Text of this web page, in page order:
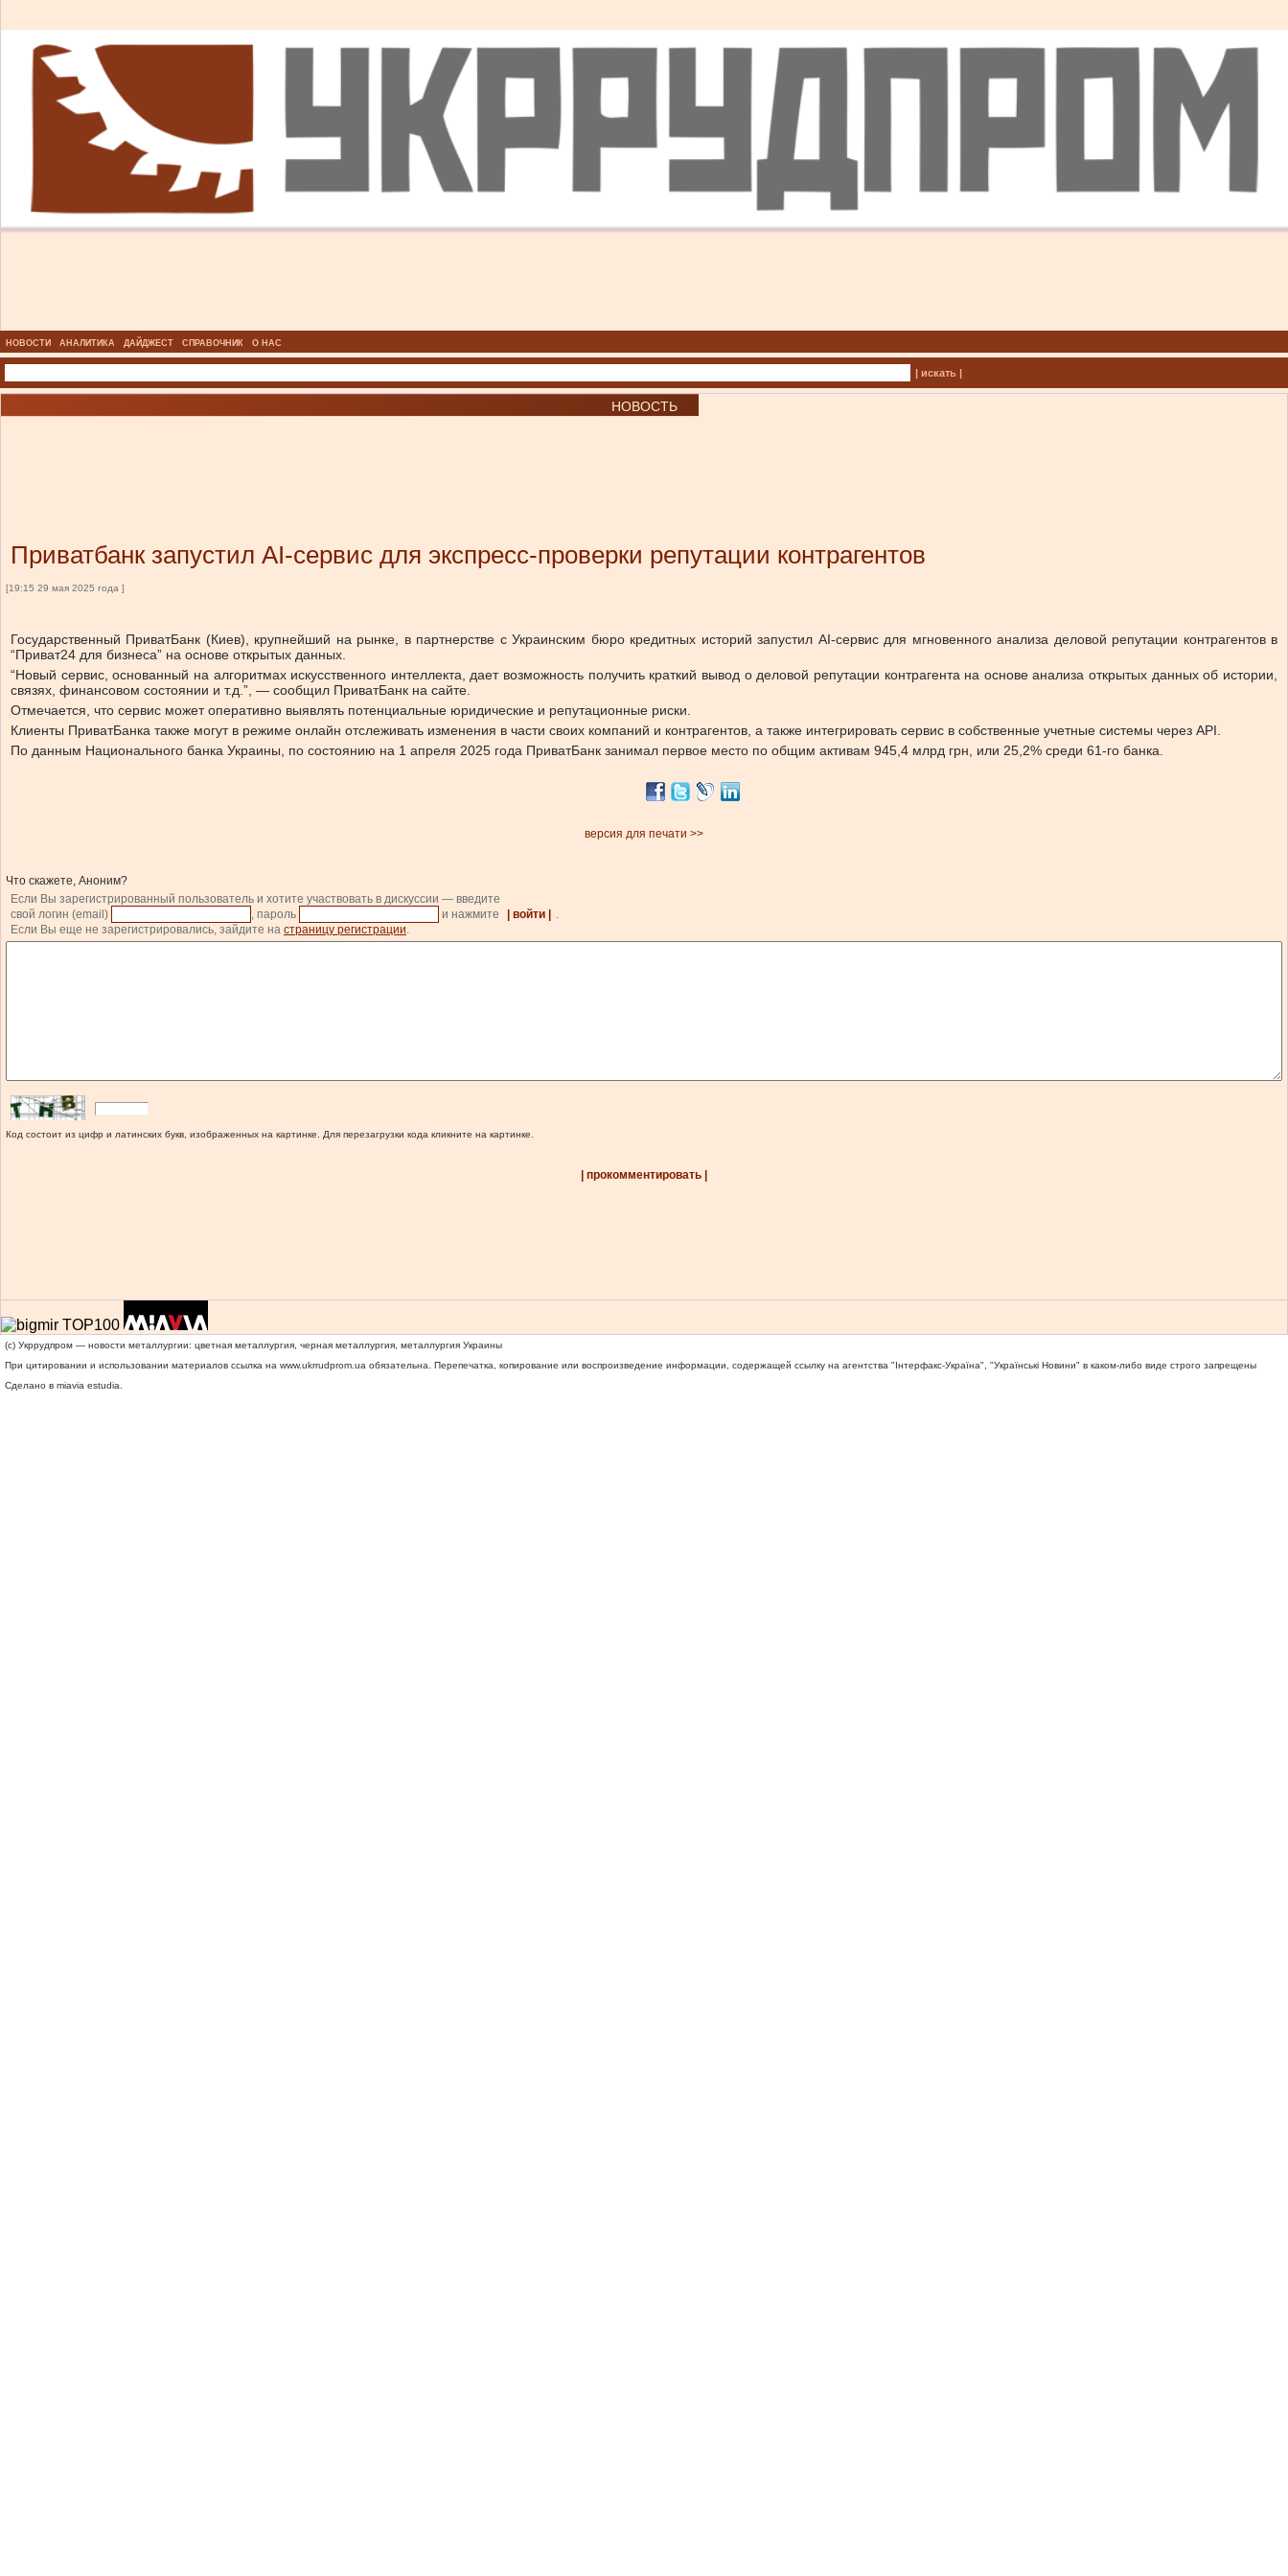
НОВОСТИ АНАЛИТИКА ДАЙДЖЕСТ СПРАВОЧНИК О НАС
| искать |
НОВОСТЬ
Приватбанк запустил AI-сервис для экспресс-проверки репутации контрагентов
[19:15 29 мая 2025 года ]
Государственный ПриватБанк (Киев), крупнейший на рынке, в партнерстве с Украинским бюро кредитных историй запустил AI-сервис для мгновенного анализа деловой репутации контрагентов в
“Приват24 для бизнеса” на основе открытых данных.
“Новый сервис, основанный на алгоритмах искусственного интеллекта, дает возможность получить краткий вывод о деловой репутации контрагента на основе анализа открытых данных об истории,
связях, финансовом состоянии и т.д.”, — сообщил ПриватБанк на сайте.
Отмечается, что сервис может оперативно выявлять потенциальные юридические и репутационные риски.
Клиенты ПриватБанка также могут в режиме онлайн отслеживать изменения в части своих компаний и контрагентов, а также интегрировать сервис в собственные учетные системы через API.
По данным Национального банка Украины, по состоянию на 1 апреля 2025 года ПриватБанк занимал первое место по общим активам 945,4 млрд грн, или 25,2% среди 61-го банка.
версия для печати >>
Что скажете, Аноним?
Если Вы зарегистрированный пользователь и хотите участвовать в дискуссии — введите
свой логин (email)
, пароль и нажмите | войти |
.
Если Вы еще не зарегистрировались, зайдите на страницу регистрации.
Код состоит из цифр и латинских букв, изображенных на картинке. Для перезагрузки кода кликните на картинке.
| прокомментировать |
(c) Укррудпром — новости металлургии: цветная металлургия, черная металлургия, металлургия Украины
При цитировании и использовании материалов ссылка на www.ukrrudprom.ua обязательна. Перепечатка, копирование или воспроизведение информации, содержащей ссылку на агентства "Iнтерфакс-Україна", "Українськi Новини" в каком-либо виде строго запрещены
Сделано в miavia estudia.